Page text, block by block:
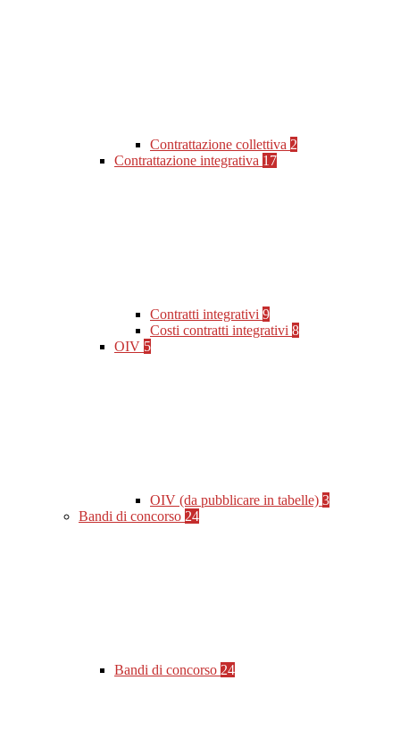
Contrattazione collettiva 2
Contrattazione integrativa 17
Contratti integrativi 9
Costi contratti integrativi 8
OIV 5
OIV (da pubblicare in tabelle) 3
Bandi di concorso 24
Bandi di concorso 24